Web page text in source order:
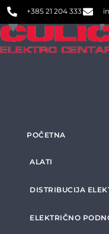
+385 21 204 333
POČETNA
ALATI
DISTRIBUCIJA
ELEKTRIČNO